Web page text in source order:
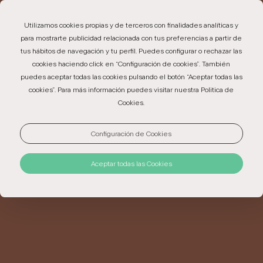
EN PT
UBICACIÓN
Castelo nº 1, en pleno centro histórico de Marvão, a
pocos pasos de la fortaleza. A tan solo 13 km,
también es posible cruzar la frontera con España.
Utilizamos cookies propias y de terceros con finalidades analíticas y
para mostrarte publicidad relacionada con tus preferencias a partir de
tus hábitos de navegación y tu perfil. Puedes configurar o rechazar las
cookies haciendo click en “Configuración de cookies”. También
puedes aceptar todas las cookies pulsando el botón “Aceptar todas las
cookies”. Para más información puedes visitar nuestra Politica de
Cookies.
Configuración de Cookies
Aceptar todas las Cookies